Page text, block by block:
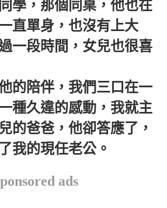
學，那個同桌，他也在
直單身，也沒有上大
一段時間，女兒也很喜
的陪伴，我們三口在一
種久違的感動，我就主
的爸爸，他卻答應了，
我的現任老公。
ads